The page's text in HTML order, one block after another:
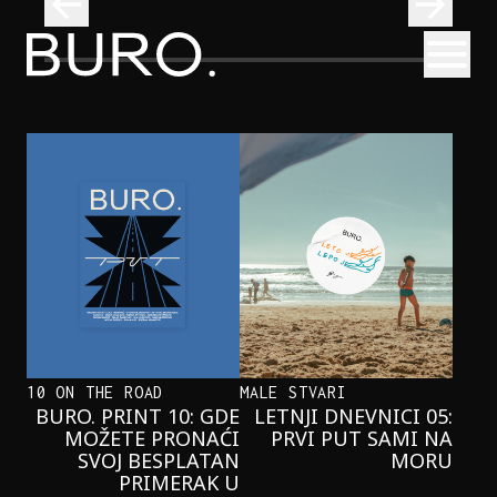
BURO.
ONAJ JEDAN PROIZVOD KOJI
STALNO SELIMO SA POLICE U
TORBE
10 ON THE ROAD
BURO. PRINT 10: GDE
MOŽETE PRONAĆI
SVOJ BESPLATAN
PRIMERAK U
MALE STVARI
LETNJI DNEVNICI 05:
PRVI PUT SAMI NA
MORU